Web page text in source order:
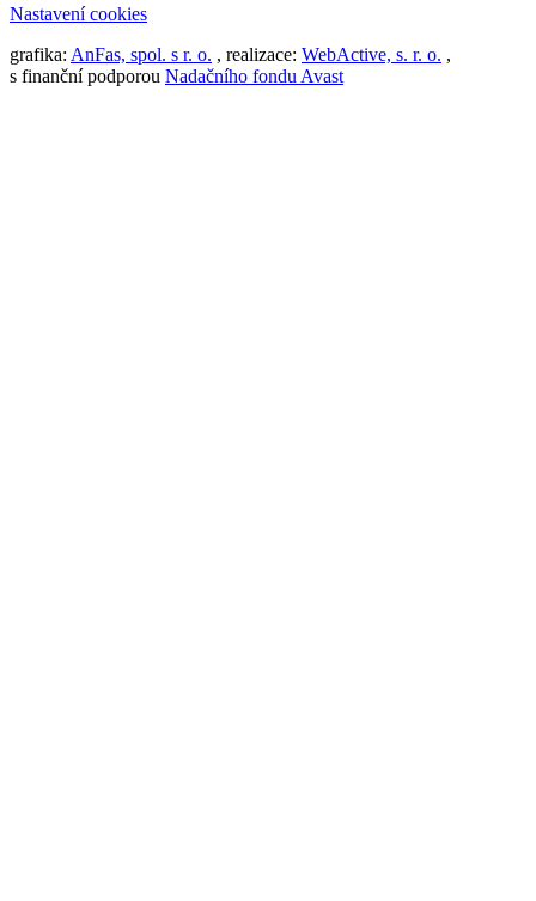
Nastavení cookies
grafika: AnFas, spol. s r. o. , realizace: WebActive, s. r. o. ,
s finanční podporou Nadačního fondu Avast